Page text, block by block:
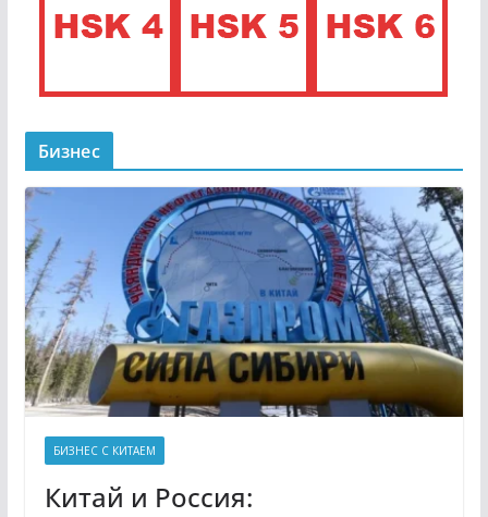
Бизнес
БИЗНЕС С КИТАЕМ
Китай и Россия: